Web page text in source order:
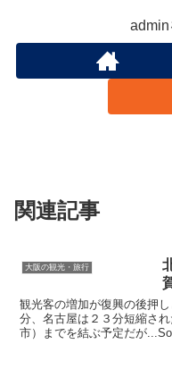
admin
関連記事
大阪の観光・旅行
観光客の増加が復興の後押
分、名古屋は２３分短縮さ
市）までを結ぶ予定だが